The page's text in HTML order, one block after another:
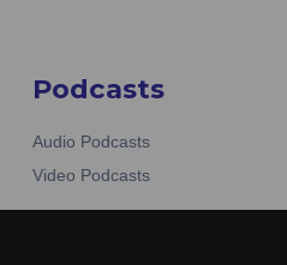
Podcasts
Audio Podcasts
Video Podcasts